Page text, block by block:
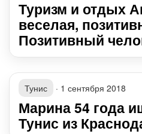
Туризм и отдых
веселая,
Позитивный
Тунис · 1 сентября 2018
Марина 54 года
Тунис из